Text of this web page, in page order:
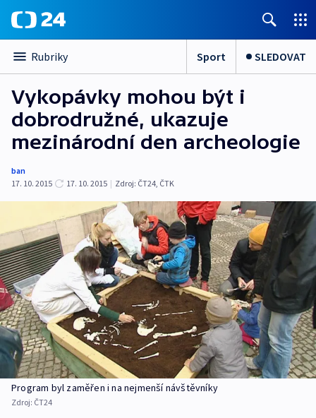
Rubriky Sport SLEDOVAT
Vykopávky mohou být i
dobrodružné, ukazuje
mezinárodní den archeologie
ban
17. 10. 2015
17. 10. 2015 | Zdroj: ČT24, ČTK
Program byl zaměřen i na nejmenší návštěvníky
Zdroj: ČT24